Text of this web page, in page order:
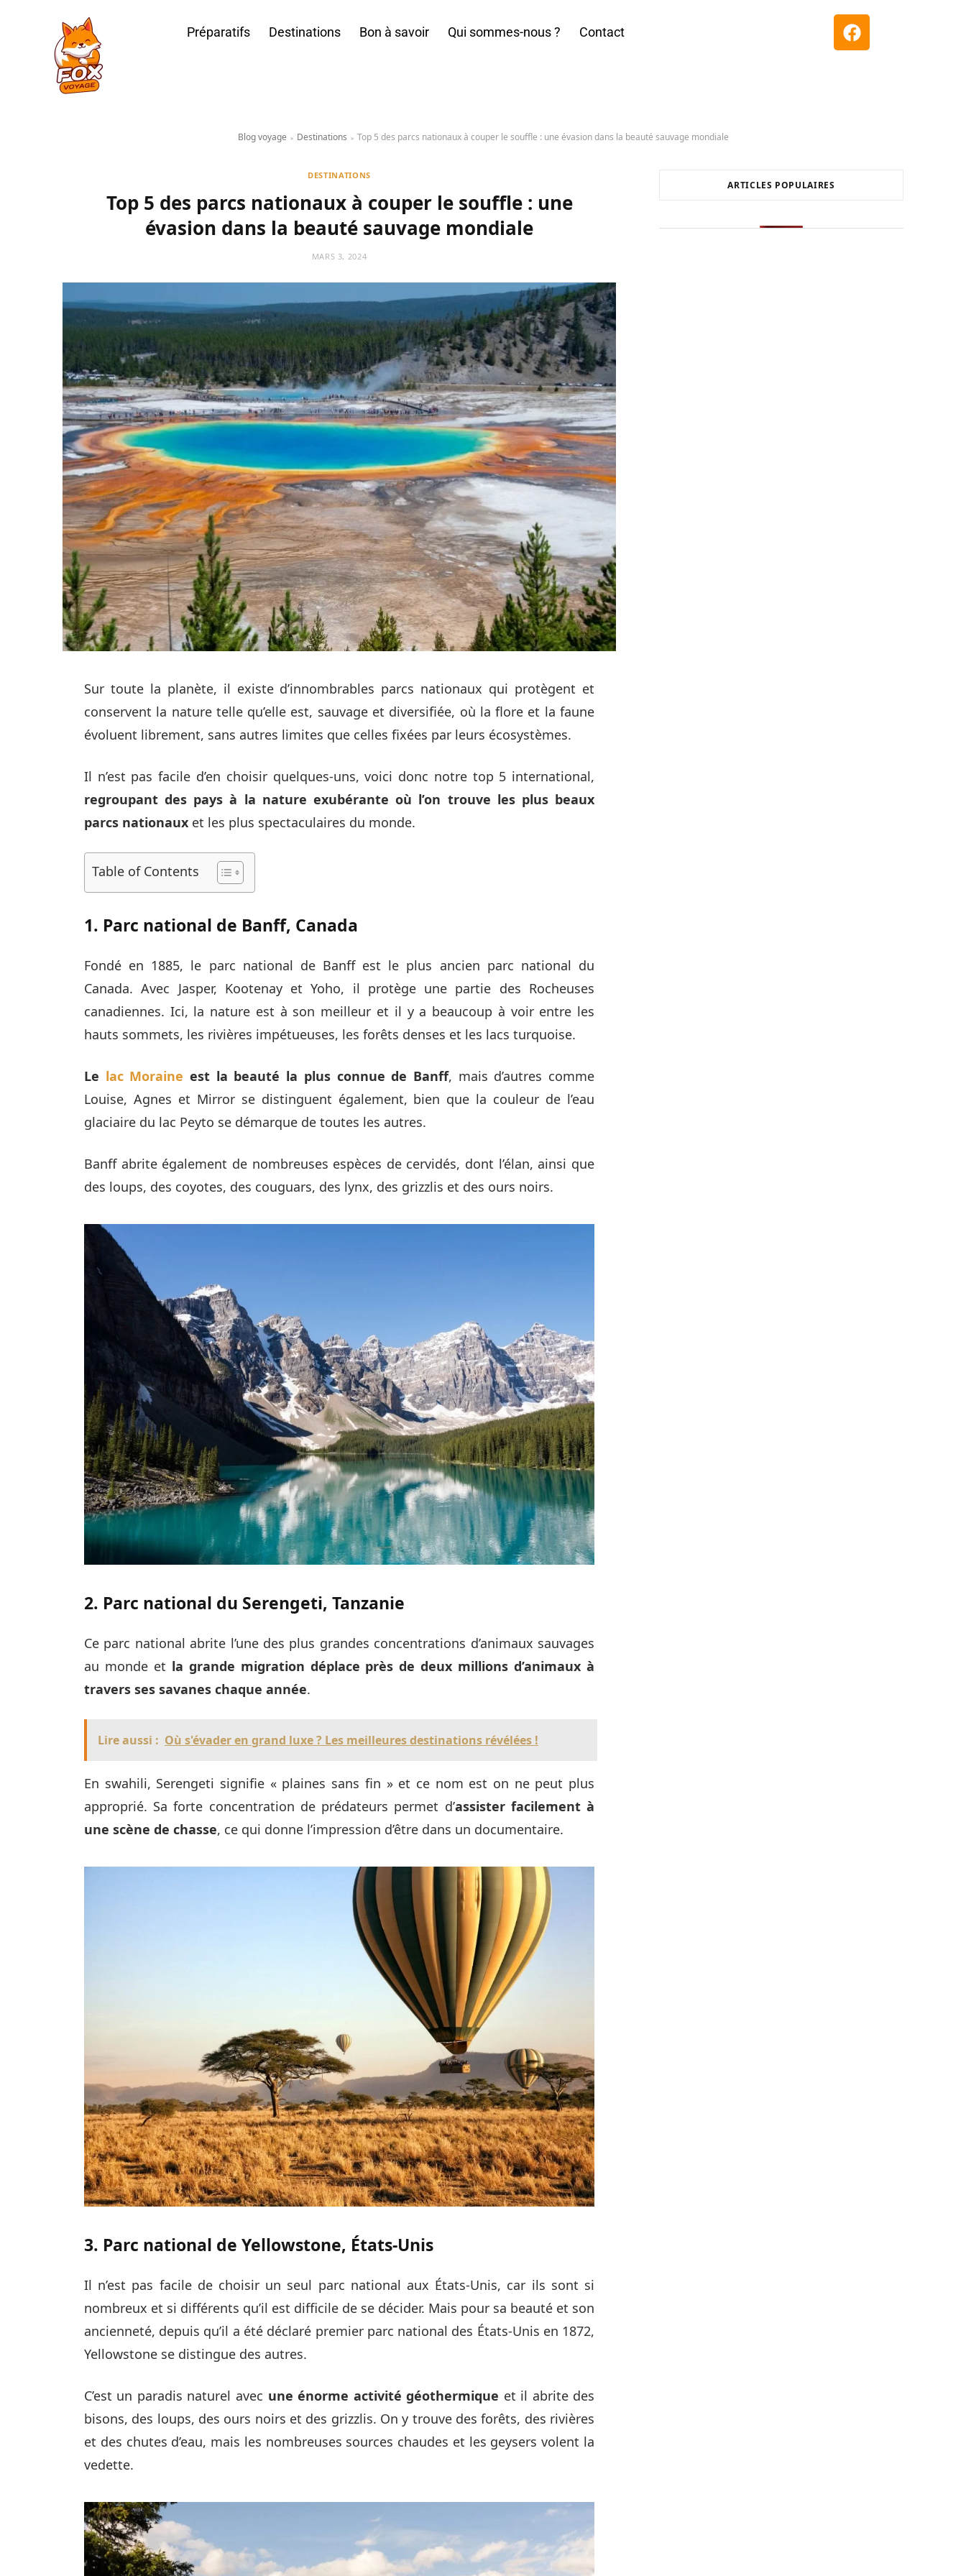
Préparatifs Destinations Bon à savoir Qui sommes-nous ? Contact
Blog voyage » Destinations » Top 5 des parcs nationaux à couper le souffle : une évasion dans la beauté sauvage mondiale
DESTINATIONS
Top 5 des parcs nationaux à couper le souffle : une
évasion dans la beauté sauvage mondiale
MARS 3, 2024
Sur toute la planète, il existe d’innombrables parcs nationaux qui protègent et
conservent la nature telle qu’elle est, sauvage et diversifiée, où la flore et la faune
évoluent librement, sans autres limites que celles fixées par leurs écosystèmes.
Il n’est pas facile d’en choisir quelques-uns, voici donc notre top 5 international,
regroupant des pays à la nature exubérante où l’on trouve les plus beaux
parcs nationauxet les plus spectaculaires du monde.
Table of Contents
1. Parc national de Banff, Canada
Fondé en 1885, le parc national de Banff est le plus ancien parc national du
Canada. Avec Jasper, Kootenay et Yoho, il protège une partie des Rocheuses
canadiennes. Ici, la nature est à son meilleur et il y a beaucoup à voir entre les
hauts sommets, les rivières impétueuses, les forêts denses et les lacs turquoise.
Le lac Moraine est la beauté la plus connue de Banff, mais d’autres comme
Louise, Agnes et Mirror se distinguent également, bien que la couleur de l’eau
glaciaire du lac Peyto se démarque de toutes les autres.
Banff abrite également de nombreuses espèces de cervidés, dont l’élan, ainsi que
des loups, des coyotes, des couguars, des lynx, des grizzlis et des ours noirs.
2. Parc national du Serengeti, Tanzanie
Ce parc national abrite l’une des plus grandes concentrations d’animaux sauvages
au monde et la grande migration déplace près de deux millions d’animaux à
travers ses savanes chaque année.
Lire aussi : Où s'évader en grand luxe ? Les meilleures destinations révélées !
En swahili, Serengeti signifie « plaines sans fin » et ce nom est on ne peut plus
approprié. Sa forte concentration de prédateurs permet d’assister facilement à
une scène de chasse, ce qui donne l’impression d’être dans un documentaire.
3. Parc national de Yellowstone, États-Unis
Il n’est pas facile de choisir un seul parc national aux États-Unis, car ils sont si
nombreux et si différents qu’il est difficile de se décider. Mais pour sa beauté et son
ancienneté, depuis qu’il a été déclaré premier parc national des États-Unis en 1872,
Yellowstone se distingue des autres.
C’est un paradis naturel avec une énorme activité géothermique et il abrite des
bisons, des loups, des ours noirs et des grizzlis. On y trouve des forêts, des rivières
et des chutes d’eau, mais les nombreuses sources chaudes et les geysers volent la
vedette.
ARTICLES POPULAIRES